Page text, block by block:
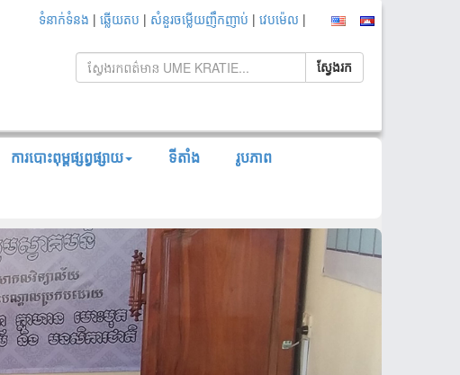
ទំនាក់ទំនង | ឆ្លើយតប | សំនួរចម្លើយញឹកញាប់ | វេបម៉េល |
ការបោះពុម្ពផ្សព្វផ្សាយ ទីតាំង រូបភាព